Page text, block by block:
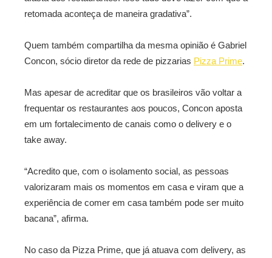
retomada aconteça de maneira gradativa”.
Quem também compartilha da mesma opinião é Gabriel
Concon, sócio diretor da rede de pizzarias Pizza Prime.
Mas apesar de acreditar que os brasileiros vão voltar a
frequentar os restaurantes aos poucos, Concon aposta
em um fortalecimento de canais como o delivery e o
take away.
“Acredito que, com o isolamento social, as pessoas
valorizaram mais os momentos em casa e viram que a
experiência de comer em casa também pode ser muito
bacana”, afirma.
No caso da Pizza Prime, que já atuava com delivery, as